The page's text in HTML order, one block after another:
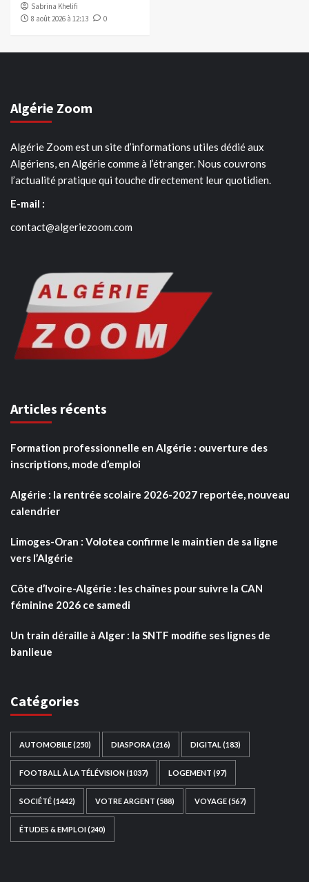
Sabrina Khelifi
8 août 2026 à 12:13
0
Algérie Zoom
Algérie Zoom est un site d’informations utiles dédié aux
Algériens, en Algérie comme à l’étranger. Nous couvrons
l’actualité pratique qui touche directement leur quotidien.
E-mail :
contact@algeriezoom.com
Articles récents
Formation professionnelle en Algérie : ouverture des
inscriptions, mode d’emploi
Algérie : la rentrée scolaire 2026-2027 reportée, nouveau
calendrier
Limoges-Oran : Volotea confirme le maintien de sa ligne
vers l’Algérie
Côte d’Ivoire-Algérie : les chaînes pour suivre la CAN
féminine 2026 ce samedi
Un train déraille à Alger : la SNTF modifie ses lignes de
banlieue
Catégories
AUTOMOBILE(250) DIASPORA (216) DIGITAL (183)
FOOTBALL À LA TÉLÉVISION(1037) LOGEMENT (97)
SOCIÉTÉ(1442) VOTRE ARGENT (588) VOYAGE(567)
ÉTUDES & EMPLOI(240)